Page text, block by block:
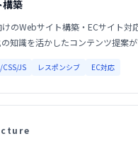
築
のWebサイト構築・ECサイト対
知識を活かしたコンテンツ提案が
CSS/JS レスポンシブ EC対応